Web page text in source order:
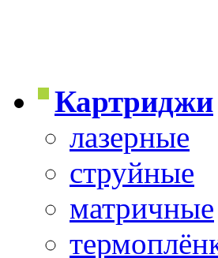
Картриджи
лазерные
струйные
матричные